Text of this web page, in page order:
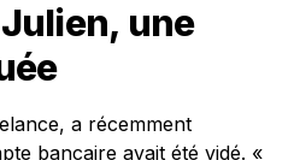
Julien, une
a récemment
bancaire avait été vidé. «